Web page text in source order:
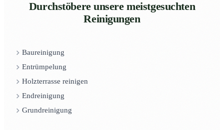
Durchstöbere unsere meistgesuchten
Reinigungen
Baureinigung
Entrümpelung
Holzterrasse reinigen
Endreinigung
Grundreinigung